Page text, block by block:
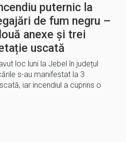
puternic la
de fum negru –
anexe și trei
uscată
loc luni la Jebel în județul
s-au manifestat la 3
iar incendiul a cuprins o